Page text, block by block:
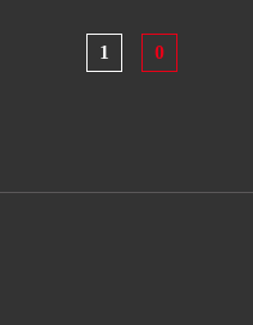
1 0